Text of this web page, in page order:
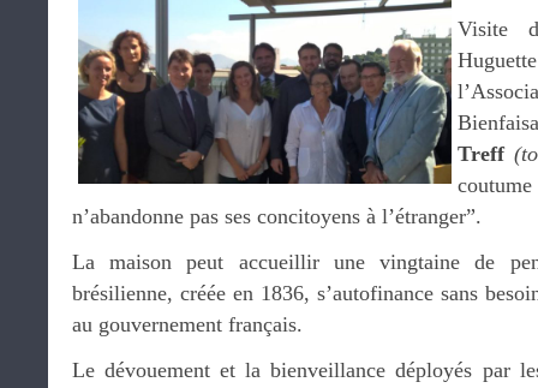
Visite
Treff
n’abandonne pas ses concitoyens à l’étranger”.
La maison peut accueillir une vingtaine de
brésilienne, créée en 1836, s’autofinance sans
au gouvernement français.
Le dévouement et la bienveillance déployés par